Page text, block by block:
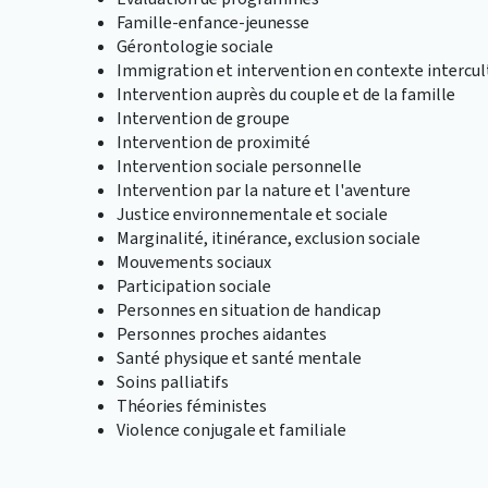
Famille-enfance-jeunesse
Gérontologie sociale
Immigration et intervention en contexte
Intervention auprès du couple et de la famille
Intervention de groupe
Intervention de proximité
Intervention sociale personnelle
Intervention par la nature et l'aventure
Justice environnementale et sociale
Marginalité, itinérance, exclusion sociale
Mouvements sociaux
Participation sociale
Personnes en situation de handicap
Personnes proches aidantes
Santé physique et santé mentale
Soins palliatifs
Théories féministes
Violence conjugale et familiale